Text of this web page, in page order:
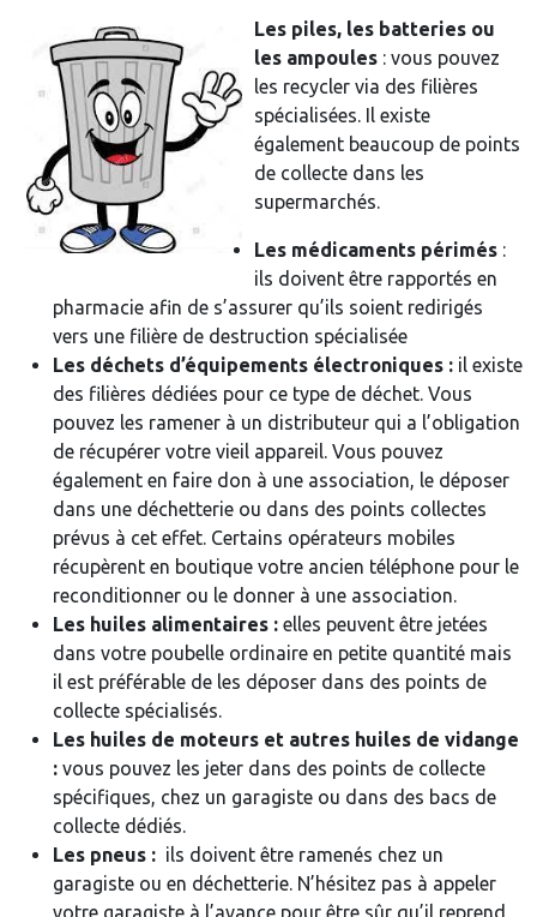
​Les piles, les batteries ou
les ampoules : vous pouvez
les recycler via des filières
spécialisées. Il existe
également beaucoup de points
de collecte dans les
supermarchés.
Les médicaments périmés :
ils doivent être rapportés en
pharmacie afin de s’assurer qu’ils soient redirigés
vers une filière de destruction spécialisée
Les déchets d’équipements électroniques : il existe
des filières dédiées pour ce type de déchet. Vous
pouvez les ramener à un distributeur qui a l’obligation
de récupérer votre vieil appareil. Vous pouvez
également en faire don à une association, le déposer
dans une déchetterie ou dans des points collectes
prévus à cet effet. Certains opérateurs mobiles
récupèrent en boutique votre ancien téléphone pour le
reconditionner ou le donner à une association.
Les huiles alimentaires : elles peuvent être jetées
dans votre poubelle ordinaire en petite quantité mais
il est préférable de les déposer dans des points de
collecte spécialisés.
Les huiles de moteurs et autres huiles de vidange
: vous pouvez les jeter dans des points de collecte
spécifiques, chez un garagiste ou dans des bacs de
collecte dédiés.
Les pneus : ils doivent être ramenés chez un
garagiste ou en déchetterie. N’hésitez pas à appeler
votre garagiste à l’avance pour être sûr qu’il reprend